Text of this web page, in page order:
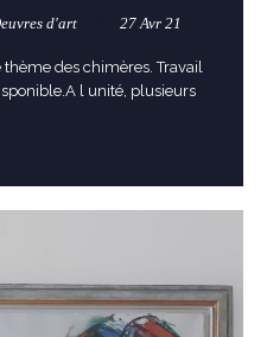
d'art 27 Avr 21
des chimères. Travail
l unité, plusieurs